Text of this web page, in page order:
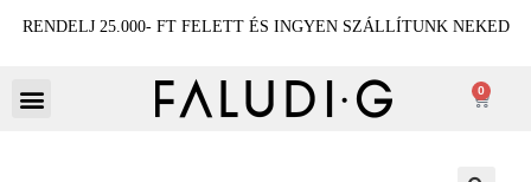
RENDELJ 25.000- FT FELETT ÉS INGYEN SZÁLLÍTUNK NEKED
0